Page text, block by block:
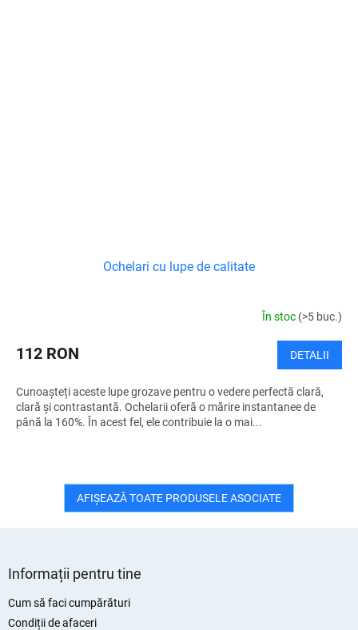
Ochelari cu lupe de calitate
În stoc (>5 buc.)
112 RON DETALII
Cunoașteți aceste lupe grozave pentru o vedere perfectă clară,
clară și contrastantă. Ochelarii oferă o mărire instantanee de
până la 160%. În acest fel, ele contribuie la o mai...
AFIŞEAZĂ TOATE PRODUSELE ASOCIATE
Informații pentru tine
Cum să faci cumpărături
Condiții de afaceri